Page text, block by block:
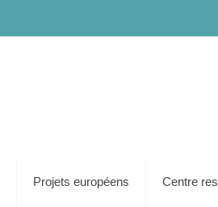
Projets européens Centre